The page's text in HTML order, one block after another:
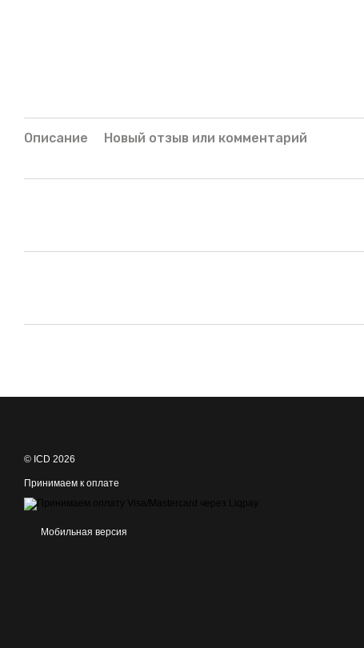
Описание Новый отзыв или комментарий
© ICD 2026
Принимаем к оплате
Мобильная версия